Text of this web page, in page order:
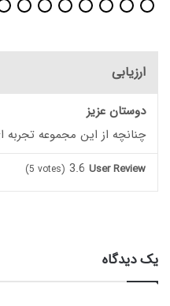
ارزیابی
دوستان عزیز
چنانچه از این مجموعه تجربه
User Review
3.6
(5 votes)
یک دیدگاه